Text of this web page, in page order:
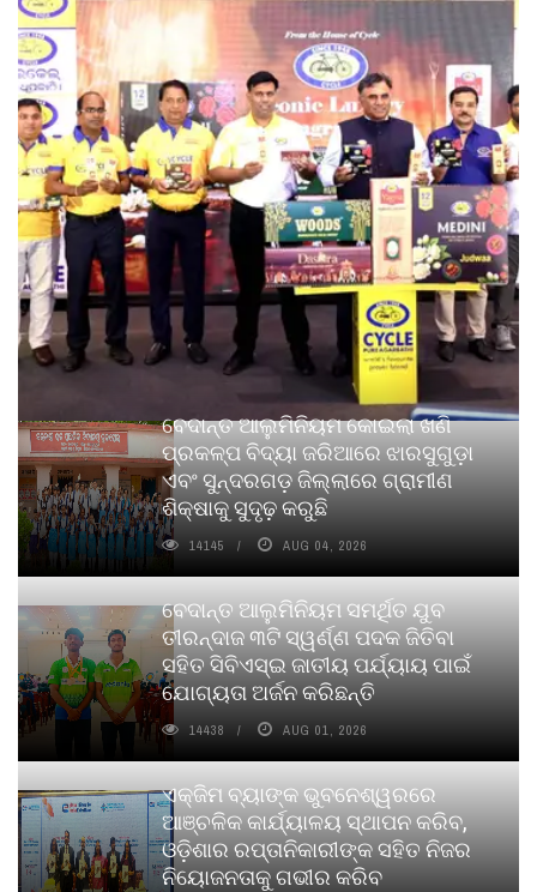
ବେଦାନ୍ତ ଆଲୁମିନିୟମ କୋଇଲା ଖଣି
ପ୍ରକଳ୍ପ ବିଦ୍ୟା ଜରିଆରେ ଝାରସୁଗୁଡ଼ା
ଏବଂ ସୁନ୍ଦରଗଡ଼ ଜିଲ୍ଲାରେ ଗ୍ରାମୀଣ
ଶିକ୍ଷାକୁ ସୁଦୃଢ଼ କରୁଛି
14145 AUG 04, 2026
ବେଦାନ୍ତ ଆଲୁମିନିୟମ ସମର୍ଥିତ ଯୁବ
ତୀରନ୍ଦାଜ ୩ଟି ସ୍ୱର୍ଣ୍ଣ ପଦକ ଜିତିବା
ସହିତ ସିବିଏସ୍ଇ ଜାତୀୟ ପର୍ଯ୍ୟାୟ ପାଇଁ
ଯୋଗ୍ୟତା ଅର୍ଜନ କରିଛନ୍ତି
14438 AUG 01, 2026
ଏକ୍ଜିମ ବ୍ୟାଙ୍କ ଭୁବନେଶ୍ୱରରେ
ଆଞ୍ଚଳିକ କାର୍ଯ୍ୟାଳୟ ସ୍ଥାପନ କରିବ,
ଓଡ଼ିଶାର ରପ୍ତାନିକାରୀଙ୍କ ସହିତ ନିଜର
ନିୟୋଜନତାକୁ ଗଭୀର କରିବ